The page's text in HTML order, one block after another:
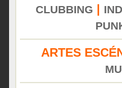
CLUBBING
ARTES